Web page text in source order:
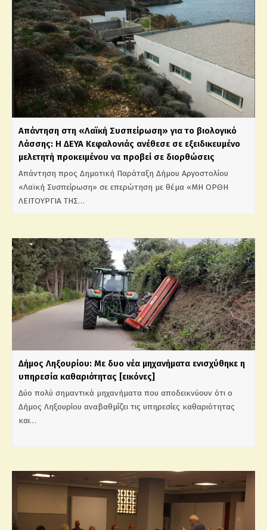
Απάντηση στη «Λαϊκή Συσπείρωση» για το βιολογικό
Λάσσης: Η ΔΕΥΑ Κεφαλονιάς ανέθεσε σε εξειδικευμένο
μελετητή προκειμένου να προβεί σε διορθώσεις
Απάντηση προς Δημοτική Παράταξη Δήμου Αργοστολίου
«Λαϊκή Συσπείρωση» σε επερώτηση με θέμα «ΜΗ ΟΡΘΗ
ΛΕΙΤΟΥΡΓΙΑ ΤΗΣ…
Δήμος Ληξουρίου: Με δυο νέα μηχανήματα ενισχύθηκε η
υπηρεσία καθαριότητας [εικόνες]
Δύο πολύ σημαντικά μηχανήματα που αποδεικνύουν ότι ο
Δήμος Ληξουρίου αναβαθμίζει τις υπηρεσίες καθαριότητας
και…